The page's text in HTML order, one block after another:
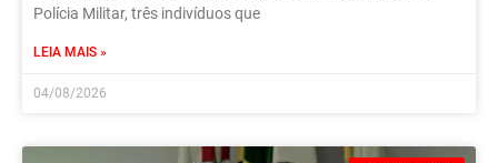
Polícia Militar, três indivíduos que
LEIA MAIS »
04/08/2026